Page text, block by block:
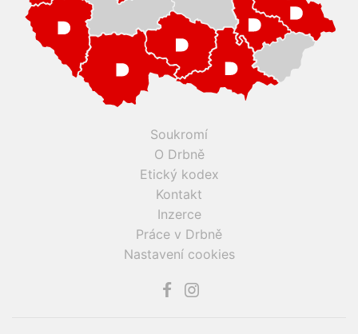
Soukromí
O Drbně
Etický kodex
Kontakt
Inzerce
Práce v Drbně
Nastavení cookies